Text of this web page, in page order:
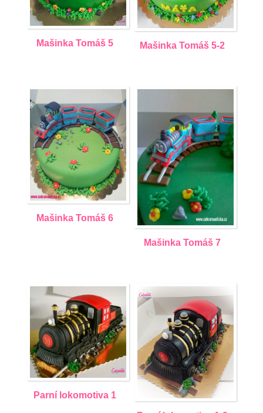
Mašinka Tomáš 5 Mašinka Tomáš 5-2
Mašinka Tomáš 6
Mašinka Tomáš 7
Parní lokomotiva 1